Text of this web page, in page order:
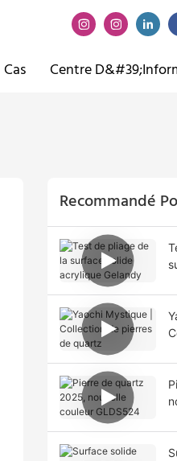
Cas Centre
Recommandé